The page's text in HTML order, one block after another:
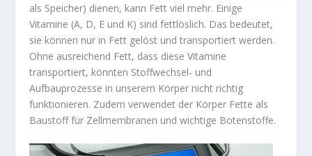
als Speicher) dienen, kann Fett viel mehr. Einige
Vitamine (A, D, E und K) sind fettlöslich. Das bedeutet,
sie können nur in Fett gelöst und transportiert werden.
Ohne ausreichend Fett, dass diese Vitamine
transportiert, könnten Stoffwechsel- und
Aufbauprozesse in unserem Körper nicht richtig
funktionieren. Zudem verwendet der Körper Fette als
Baustoff für Zellmembranen und wichtige Botenstoffe.